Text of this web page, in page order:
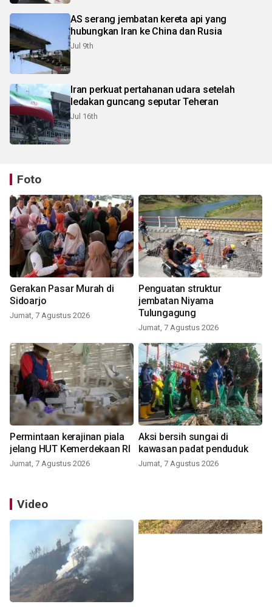
AS serang jembatan kereta api yang
hubungkan Iran ke China dan Rusia
Jul 9th
Iran perkuat pertahanan udara setelah
ledakan guncang seputar Teheran
Jul 16th
Foto
Gerakan Pasar Murah di
Sidoarjo
Jumat, 7 Agustus 2026
Penguatan struktur
jembatan Niyama
Tulungagung
Jumat, 7 Agustus 2026
Permintaan kerajinan piala
jelang HUT Kemerdekaan RI
Jumat, 7 Agustus 2026
Aksi bersih sungai di
kawasan padat penduduk
Jumat, 7 Agustus 2026
Video